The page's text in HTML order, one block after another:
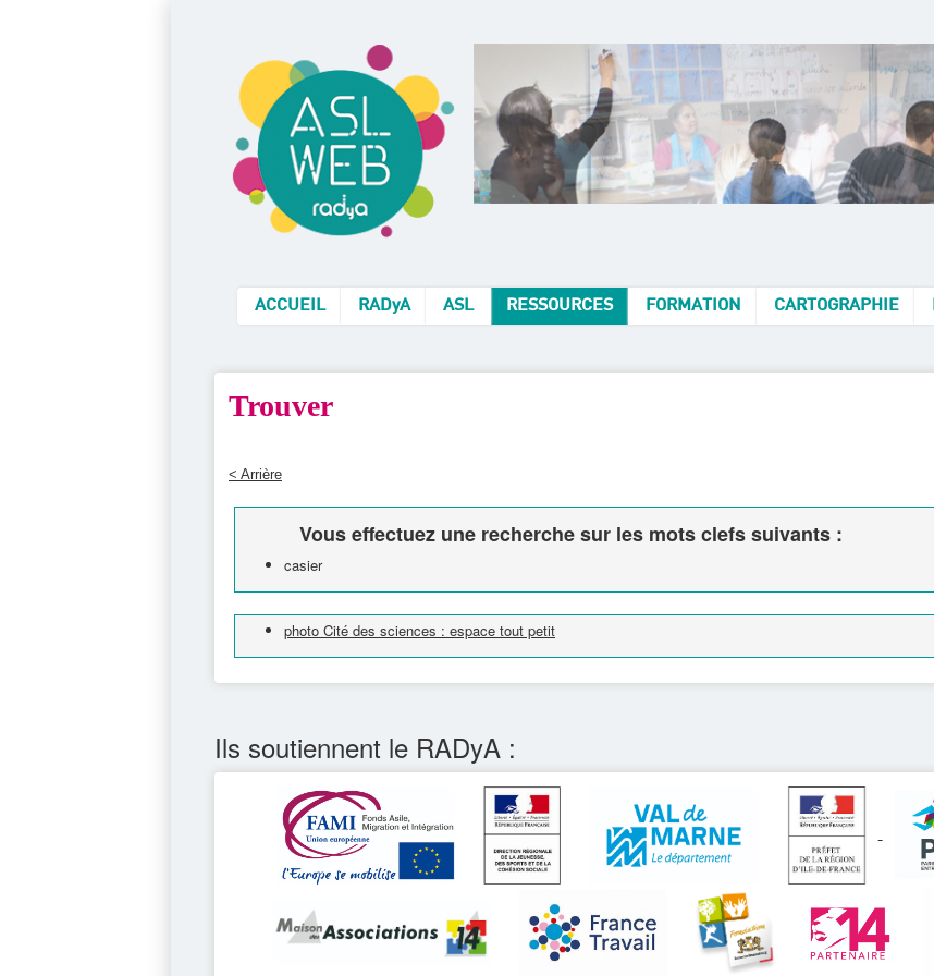
ACCUEIL RADyA ASL RESSOURCES FORMATION CARTOGRAPHIE
Trouver
< Arrière
Vous effectuez une recherche sur les mots clefs suivants :
casier
photo Cité des sciences : espace tout petit
Ils soutiennent le RADyA :